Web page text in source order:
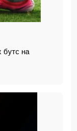
бутс на